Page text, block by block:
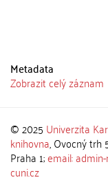
Metadata
Zobrazit celý záznam
© 2025 Univerzita
knihovna, Ovocný trh
Praha 1;email:
cuni.cz